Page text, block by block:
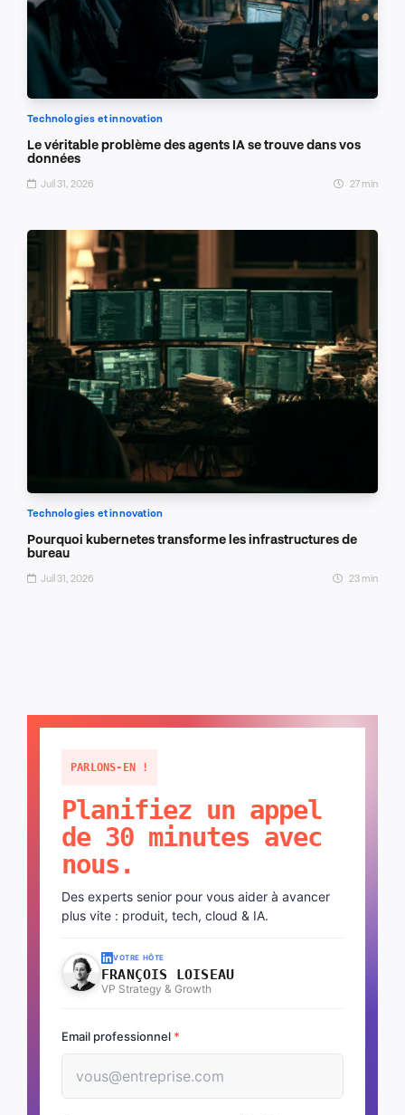
Technologies et innovation
Le véritable problème des agents IA se trouve dans vos
données
Juil 31, 2026 27 min
Technologies et innovation
Pourquoi kubernetes transforme les infrastructures de
bureau
Juil 31, 2026 23 min
PARLONS-EN !
Planifiez un appel
de 30 minutes avec
nous.
Des experts senior pour vous aider à avancer
plus vite : produit, tech, cloud & IA.
VOTRE HÔTE
FRANÇOIS LOISEAU
VP Strategy & Growth
Email professionnel *